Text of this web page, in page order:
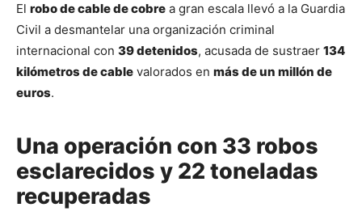
El robo de cable de cobre a gran escala llevó a la Guardia
Civil a desmantelar una organización criminal
internacional con 39 detenidos, acusada de sustraer 134
kilómetros de cable valorados en más de un millón de
euros.
Una operación con 33 robos
esclarecidos y 22 toneladas
recuperadas